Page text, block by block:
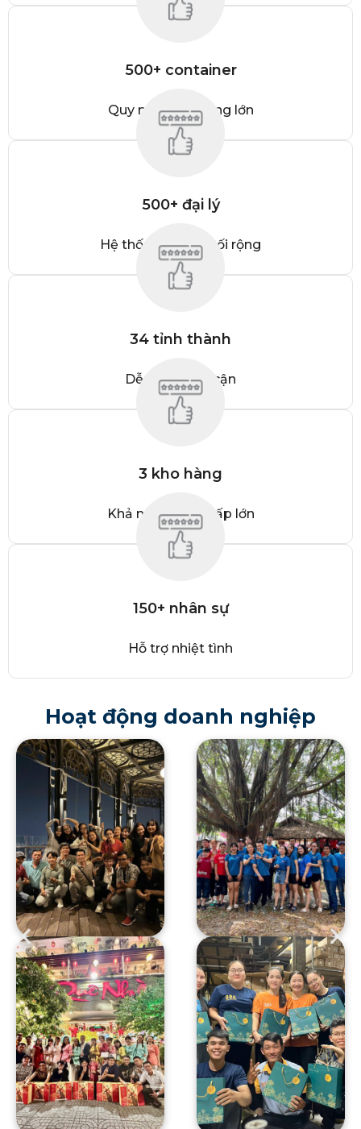
500+ container
Quy mô hoạt động lớn
500+ đại lý
Hệ thống phân phối rộng
34 tỉnh thành
Dễ dàng tiếp cận
3 kho hàng
Khả năng cung cấp lớn
150+ nhân sự
Hỗ trợ nhiệt tình
Hoạt động doanh nghiệp